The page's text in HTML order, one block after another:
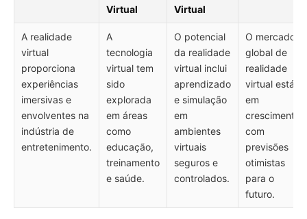
Virtual
Virtual
A realidade
virtual
proporciona
experiências
imersivas e
envolventes na
indústria de
entretenimento.
A
tecnologia
virtual tem
sido
explorada
em áreas
como
educação,
treinamento
e saúde.
O potencial
da realidade
virtual inclui
aprendizado
e simulação
em
ambientes
virtuais
seguros e
controlados.
O mercado
global de
realidade
virtual está
em
crescimento,
com
previsões
otimistas
para o
futuro.